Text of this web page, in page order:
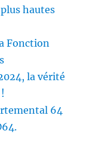
hautes
Fonction
la vérité
64